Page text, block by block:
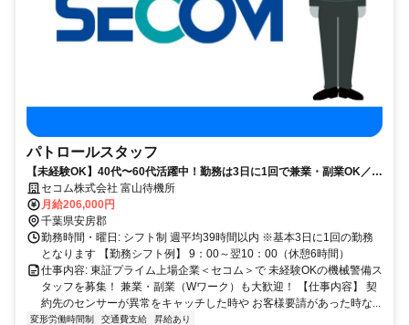
パトロールスタッフ
【未経験OK】40代〜60代活躍中！勤務は3日に1回で兼業・副業OK／賞
与あり
セコム株式会社 富山待機所
月給206,000円
千葉県安房郡
勤務時間・曜日: シフト制 週平均39時間以内 ※基本3日に1回の勤務
となります 【勤務シフト例】 9：00～翌10：00（休憩6時間）
仕事内容: 東証プライム上場企業＜セコム＞で 未経験OKの機械警備ス
タッフを募集！ 兼業・副業（Wワーク）も大歓迎！ 【仕事内容】 契
約先のセンサーが異常をキャッチした時や お客様要請があった時な...
変形労働時間制 交通費支給 昇給あり